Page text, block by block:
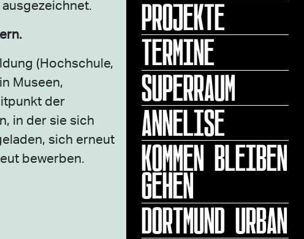
PROJEKTE
TERMINE
SUPERRAUM
ANNELISE
KOMMEN BLEIBEN
GEHEN
DORTMUND URBAN
(Hoch­schule,
Museen,
der
in der sie sich
sich erneut
bewerben.